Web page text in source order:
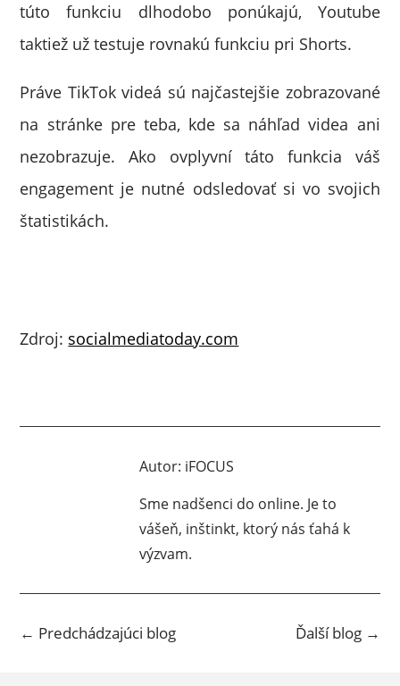
túto funkciu dlhodobo ponúkajú, Youtube
taktiež už testuje rovnakú funkciu pri Shorts.
Práve TikTok videá sú najčastejšie zobrazované
na stránke pre teba, kde sa náhľad videa ani
nezobrazuje. Ako ovplyvní táto funkcia váš
engagement je nutné odsledovať si vo svojich
štatistikách.
Zdroj: socialmediatoday.com
Autor: iFOCUS
Sme nadšenci do online. Je to
vášeň, inštinkt, ktorý nás ťahá k
výzvam.
← Predchádzajúci blog Ďalší blog→